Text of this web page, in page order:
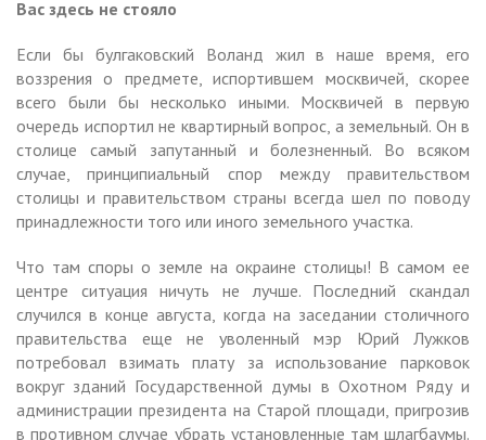
Вас здесь не стояло
Если бы булгаковский Воланд жил в наше время, его
воззрения о предмете, испортившем москвичей, скорее
всего были бы несколько иными. Москвичей в первую
очередь испортил не квартирный вопрос, а земельный. Он в
столице самый запутанный и болезненный. Во всяком
случае, принципиальный спор между правительством
столицы и правительством страны всегда шел по поводу
принадлежности того или иного земельного участка.
Что там споры о земле на окраине столицы! В самом ее
центре ситуация ничуть не лучше. Последний скандал
случился в конце августа, когда на заседании столичного
правительства еще не уволенный мэр Юрий Лужков
потребовал взимать плату за использование парковок
вокруг зданий Государственной думы в Охотном Ряду и
администрации президента на Старой площади, пригрозив
в противном случае убрать установленные там шлагбаумы.